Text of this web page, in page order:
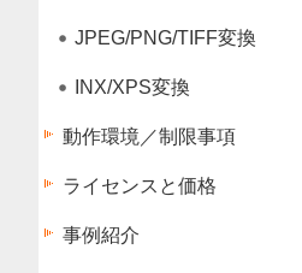
JPEG/PNG/TIFF変換
INX/XPS変換
動作環境／制限事項
ライセンスと価格
事例紹介